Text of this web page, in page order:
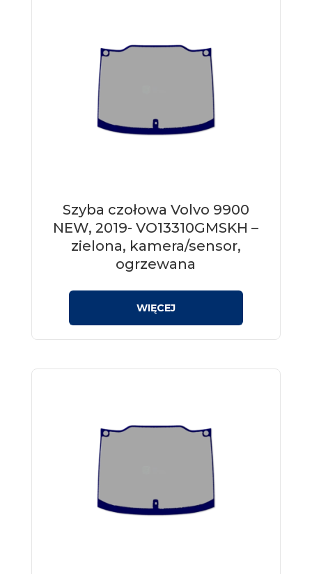
Szyba czołowa Volvo 9900
NEW, 2019- VO13310GMSKH –
zielona, kamera/sensor,
ogrzewana